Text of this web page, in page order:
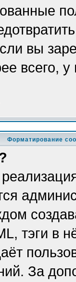
вы
всего,
Форматирование
тэги в
За